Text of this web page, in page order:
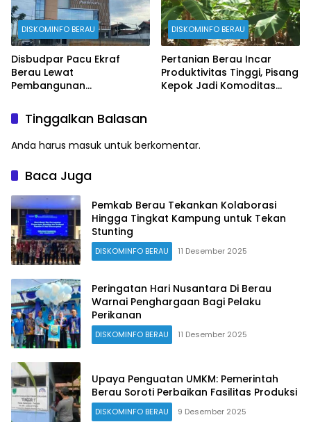
DISKOMINFO BERAU
Disbudpar Pacu Ekraf
Berau Lewat
Pembangunan
DISKOMINFO BERAU
Pertanian Berau Incar
Produktivitas Tinggi, Pisang
Kepok Jadi Komoditas
Tinggalkan Balasan
Anda harus masuk untuk berkomentar.
Baca Juga
Pemkab Berau Tekankan Kolaborasi
Hingga Tingkat Kampung untuk Tekan
Stunting
DISKOMINFO BERAU 11 Desember 2025
Peringatan Hari Nusantara Di Berau
Warnai Penghargaan Bagi Pelaku
Perikanan
DISKOMINFO BERAU 11 Desember 2025
Upaya Penguatan UMKM: Pemerintah
Berau Soroti Perbaikan Fasilitas Produksi
DISKOMINFO BERAU 9 Desember 2025